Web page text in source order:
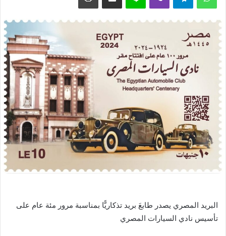
البريد المصري يصدر طابعَ بريد تذكاريًّا بمناسبة مرور مئة عام على
تأسيس نادي السيارات المصري